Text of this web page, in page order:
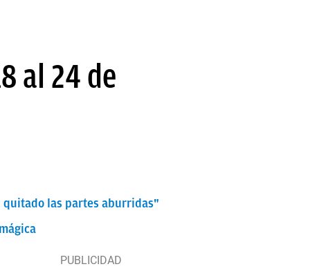
al 24 de
quitado las partes aburridas"